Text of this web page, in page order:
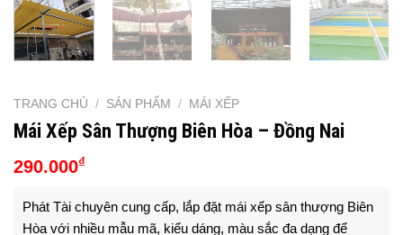
TRANG CHỦ / SẢN PHẨM / MÁI XẾP
Mái Xếp Sân Thượng Biên Hòa – Đồng Nai
290.000₫
Phát Tài chuyên cung cấp, lắp đặt mái xếp sân thượng Biên
Hòa với nhiều mẫu mã, kiểu dáng, màu sắc đa dạng để